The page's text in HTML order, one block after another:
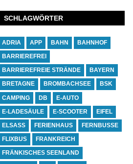
SCHLAGWÖRTER
ADRIA APP BAHN BAHNHOF
BARRIEREFREI
BARRIEREFREIE STRÄNDE BAYERN
BRETAGNE BROMBACHSEE BSK
CAMPING DB E-AUTO
E-LADESÄULE E-SCOOTER EIFEL
ELSASS FERIENHAUS FERNBUSSE
FLIXBUS FRANKREICH
FRÄNKISCHES SEENLAND